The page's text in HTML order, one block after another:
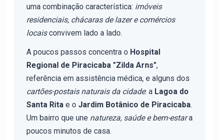
uma combinação característica: imóveis
residenciais, chácaras de lazer e comércios
locaisconvivem lado a lado.
A poucos passos concentra o Hospital
Regional de Piracicaba "Zilda Arns",
referência em assistência médica, e alguns dos
cartões-postais naturais da cidade: a Lagoa do
Santa Rita e o Jardim Botânico de Piracicaba.
Um bairro que une natureza, saúde e bem-estara
poucos minutos de casa.